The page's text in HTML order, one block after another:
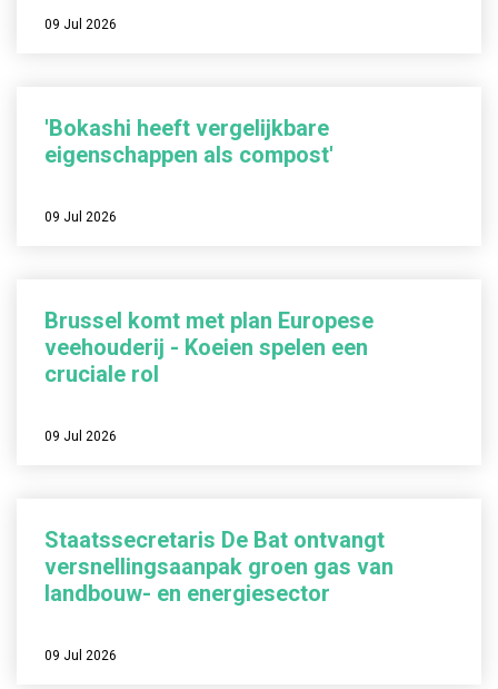
09 Jul 2026
'Bokashi heeft vergelijkbare
eigenschappen als compost'
09 Jul 2026
Brussel komt met plan Europese
veehouderij - Koeien spelen een
cruciale rol
09 Jul 2026
Staatssecretaris De Bat ontvangt
versnellingsaanpak groen gas van
landbouw- en energiesector
09 Jul 2026